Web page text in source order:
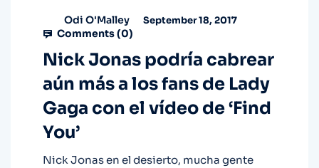
Odi O'Malley September 18, 2017
Comments (0)
Nick Jonas podría cabrear
aún más a los fans de Lady
Gaga con el vídeo de ‘Find
You’
Nick Jonas en el desierto, mucha gente